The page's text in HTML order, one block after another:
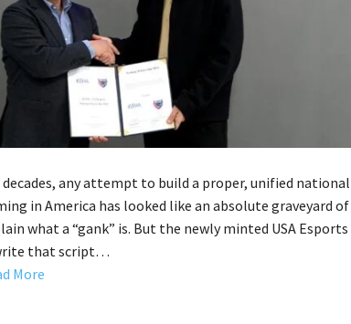
decades, any attempt to build a proper, unified
in America has looked like an absolute graveyard
what a “gank” is. But the newly minted USA
that script…
More